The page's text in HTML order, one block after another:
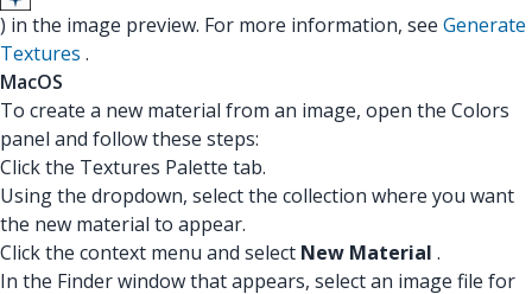
) in the image preview. For more information, see Generate
Textures .
MacOS
To create a new material from an image, open the Colors
panel and follow these steps:
Click the Textures Palette tab.
Using the dropdown, select the collection where you want
the new material to appear.
Click the context menu and select New Material .
In the Finder window that appears, select an image file for